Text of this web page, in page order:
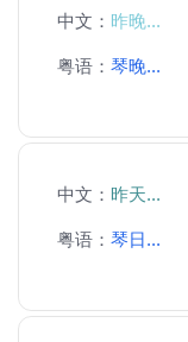
中文： 昨晚...
粤语： 琴晚...
中文： 昨天...
粤语： 琴日...